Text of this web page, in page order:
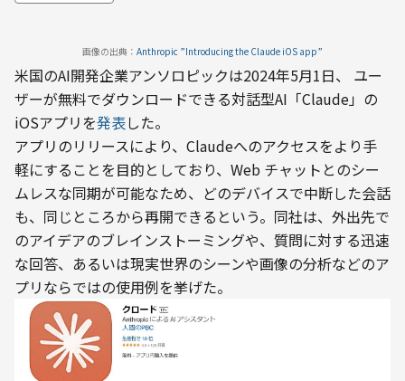
画像の出典： Anthropic ”Introducing the Claude iOS app”
米国のAI開発企業アンソロピックは2024年5月1日、 ユー
ザーが無料でダウンロードできる対話型AI「Claude」の
iOSアプリを発表した。
アプリのリリースにより、Claudeへのアクセスをより手
軽にすることを目的としており、Web チャットとのシー
ムレスな同期が可能なため、どのデバイスで中断した会話
も、同じところから再開できるという。同社は、外出先で
のアイデアのブレインストーミングや、質問に対する迅速
な回答、あるいは現実世界のシーンや画像の分析などのア
プリならではの使用例を挙げた。